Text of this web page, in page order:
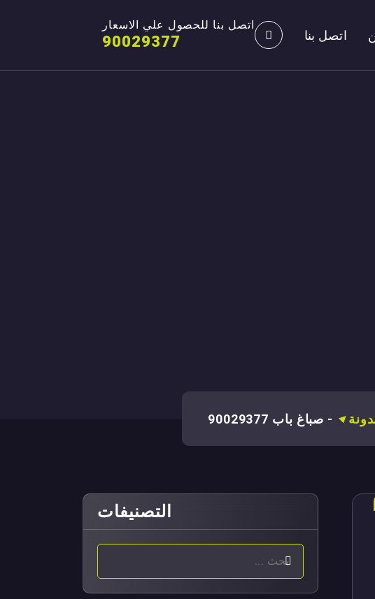
اتصل بنا
اتصل بنا للحصول علي الاسعار
90029377
- صباغ باب 90029377
التصنيفات